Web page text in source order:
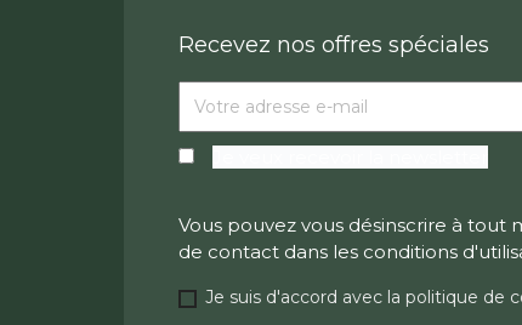
Recevez nos offres spéciales
Vous pouvez vous désinscrire à
de contact dans les conditions
Je suis d'accord avec la politique de